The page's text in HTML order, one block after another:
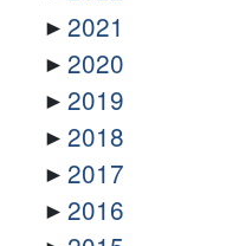
2021
2020
2019
2018
2017
2016